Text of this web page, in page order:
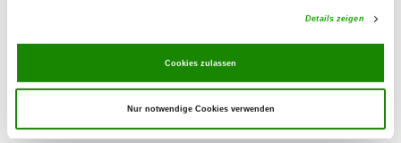
Details zeigen
Cookies zulassen
Nur notwendige Cookies verwenden
Details